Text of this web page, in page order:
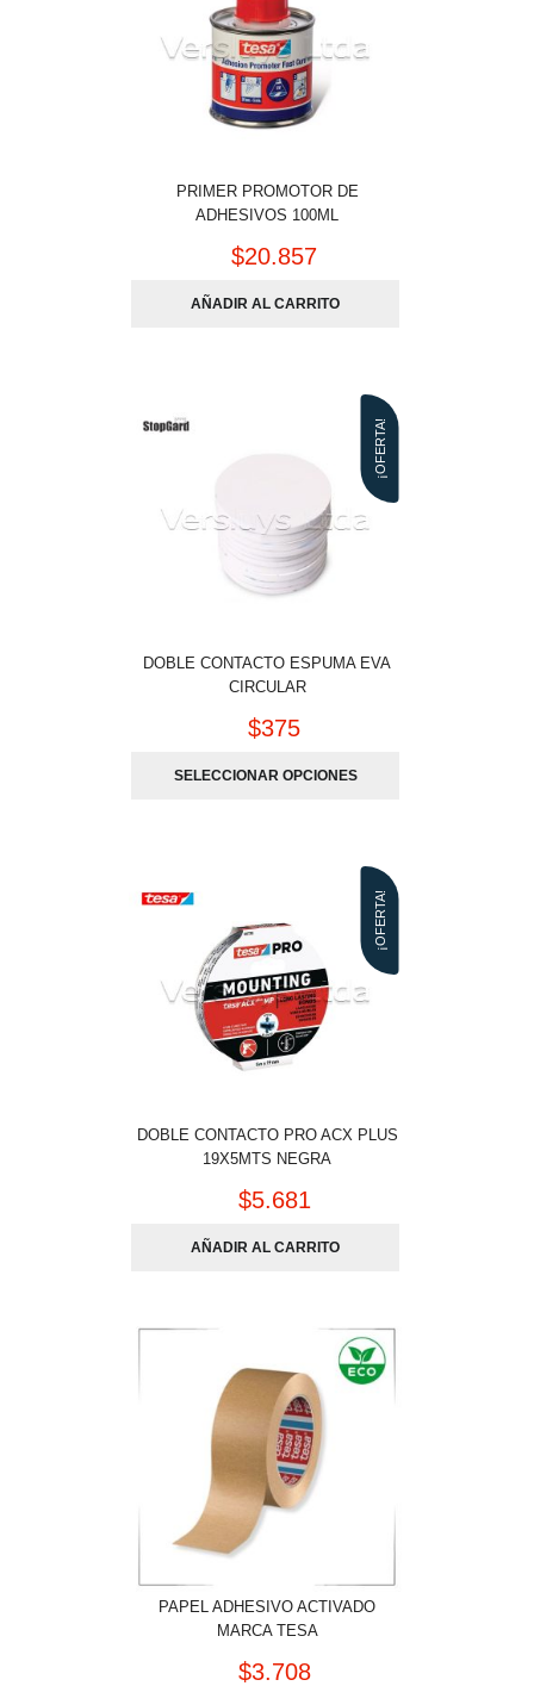
PRIMER PROMOTOR DE
ADHESIVOS 100ML
$20.857
AÑADIR AL CARRITO
¡OFERTA!
DOBLE CONTACTO ESPUMA EVA
CIRCULAR
$375
SELECCIONAR OPCIONES
¡OFERTA!
DOBLE CONTACTO PRO ACX PLUS
19X5MTS NEGRA
$5.681
AÑADIR AL CARRITO
PAPEL ADHESIVO ACTIVADO
MARCA TESA
$3.708